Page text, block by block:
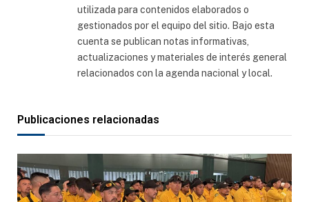
utilizada para contenidos elaborados o
gestionados por el equipo del sitio. Bajo esta
cuenta se publican notas informativas,
actualizaciones y materiales de interés general
relacionados con la agenda nacional y local.
Publicaciones relacionadas